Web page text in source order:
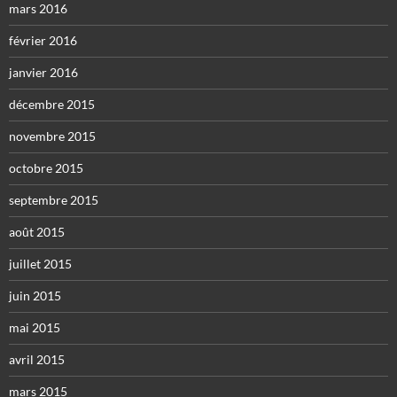
mars 2016
février 2016
janvier 2016
décembre 2015
novembre 2015
octobre 2015
septembre 2015
août 2015
juillet 2015
juin 2015
mai 2015
avril 2015
mars 2015